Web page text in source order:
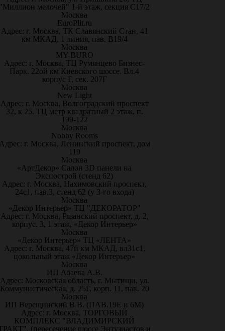
мелочей" 1-й этаж, секция С17/2
Москва
EuroPlit.ru
Адрес: г. Москва, ТК Славянский Стан, 41
км МКАД, 1 линия, пав. В19/4
Москва
MY-BURO
Адрес: г. Москва, ТЦ Румянцево Бизнес-
Парк. 22ой км Киевского шоссе. Вл.4
корпус Г, сек. 207Г
Москва
New Light
Адрес: г. Москва, Волгоградский проспект
32, к 25. ТЦ метр квадратный 2 этаж, п.
199-122
Москва
Nobby Rooms
г. Москва, Ленинский проспект, дом
119
Москва
«АртДекор» Салон 3D панели на
Экспострой (стенд 62)
Адрес: г. Москва, Нахимовский проспект,
24с1, пав.3, стенд 62 (у 3-го входа)
Москва
«Декор Интерьер» ТЦ "ДЕКОРАТОР"
Адрес: г. Москва, Рязанский проспект, д. 2,
корпус. 3, 1 этаж, «Декор Интерьер»
Москва
«Декор Интерьер» ТЦ «ЛЕНТА»
Адрес: г. Москва, 47й км МКАД, вл31с1,
цокольный этаж «Декор Интерьер»
Москва
ИП Абаева А.В.
Адрес: Московская область, г. Мытищи, ул.
Коммунистическая, д. 25Г, корп. 11, пав. 20
Москва
ИП Верещинский В.В. (ПАВ.19Е и 6М)
Адрес: г. Москва, ТОРГОВЫЙ
КОМПЛЕКС "ВЛАДИМИРСКИЙ
(пересечение шоссе Энтузиастов и